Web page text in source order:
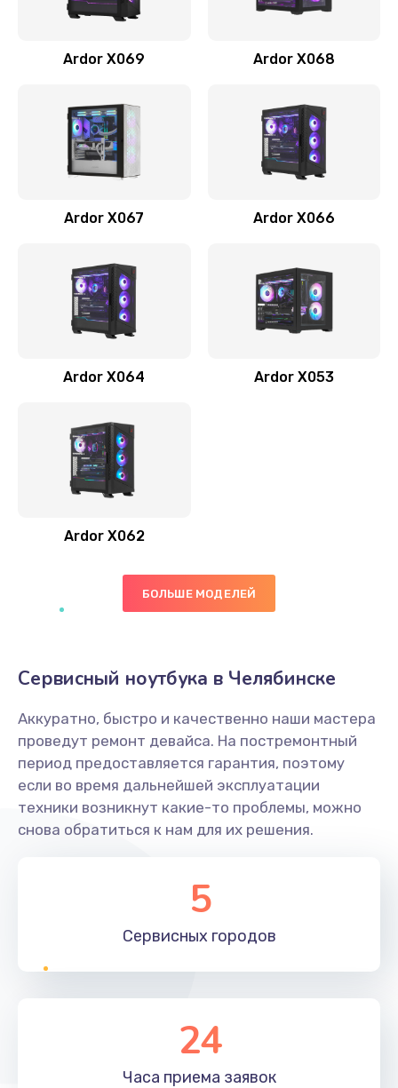
Ardor X069 Ardor X068
Ardor X067 Ardor X066
Ardor X064 Ardor X053
Ardor X062
БОЛЬШЕ МОДЕЛЕЙ
Сервисный ноутбука в Челябинске
Аккуратно, быстро и качественно наши мастера
проведут ремонт девайса. На постремонтный
период предоставляется гарантия, поэтому
если во время дальнейшей эксплуатации
техники возникнут какие-то проблемы, можно
снова обратиться к нам для их решения.
5
Сервисных городов
24
Часа приема заявок